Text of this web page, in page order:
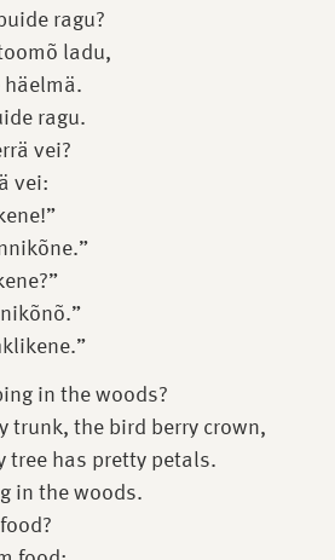
ragu?
ladu,
ragu.
vei?
vei:
in the woods?
trunk, the bird berry crown,
tree has pretty petals.
in the woods.